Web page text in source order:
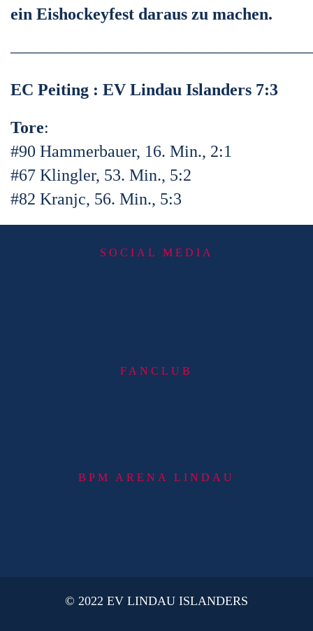
ein Eishockeyfest daraus zu machen.
EC Peiting : EV Lindau Islanders 7:3
Tore:
#90 Hammerbauer, 16. Min., 2:1
#67 Klingler, 53. Min., 5:2
#82 Kranjc, 56. Min., 5:3
SOCIAL MEDIA
FANCLUB
BPM ARENA LINDAU
© 2022 EV LINDAU ISLANDERS